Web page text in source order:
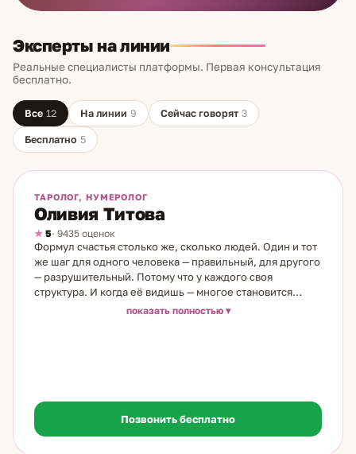
перерыв и на выходных.
Эксперты на линии
Реальные специалисты платформы. Первая консультация
бесплатно.
Все 12 На линии 9 Сейчас говорят 3
Бесплатно 5
ТАРОЛОГ, НУМЕРОЛОГ
Оливия Титова
5· 9435 оценок
Формул счастья столько же, сколько людей. Один и тот
же шаг для одного человека — правильный, для другого
— разрушительный. Потому что у каждого своя
структура. И когда её видишь — многое становится
понятным. Я таролог и нумеролог с 19-летним опытом.
объединяю нумерологию и карты. Нумерология даёт
структуру: характер, сильные и слабые стороны,
показать полностью
Позвонить бесплатно